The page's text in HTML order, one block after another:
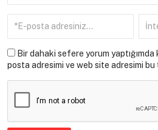
Bir dahaki sefere yorum yaptığımda
posta adresimi ve web site adresimi bu